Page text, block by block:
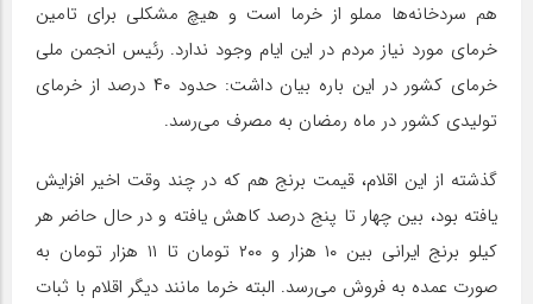
هم سردخانه‌ها مملو از خرما است و هیچ مشکلی برای تامین
خرمای مورد نیاز مردم در این ایام وجود ندارد. رئیس انجمن ملی
خرمای کشور در این باره بیان داشت: حدود ۴۰ درصد از خرمای
تولیدی کشور در ماه رمضان به مصرف می‌رسد.
گذشته از این اقلام، قیمت برنج هم که در چند وقت اخیر افزایش
یافته بود، بین چهار تا پنج درصد کاهش یافته و در حال حاضر هر
کیلو برنج ایرانی بین ۱۰ هزار و ۲۰۰ تومان تا ۱۱ هزار تومان به
صورت عمده به فروش می‌رسد. البته خرما مانند دیگر اقلام با ثبات